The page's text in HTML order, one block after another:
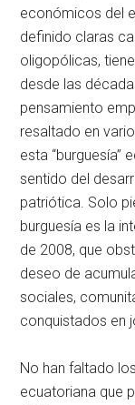
económicos del
definido claras
oligopólicas,
desde las
pensamiento
resaltado en
esta “burguesía”
sentido del
patriótica. Solo
burguesía es la
de 2008, que
deseo de
sociales,
conquistados en
No han faltado
ecuatoriana que